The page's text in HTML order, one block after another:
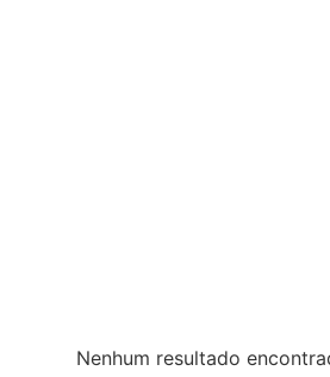
Nenhum resultado